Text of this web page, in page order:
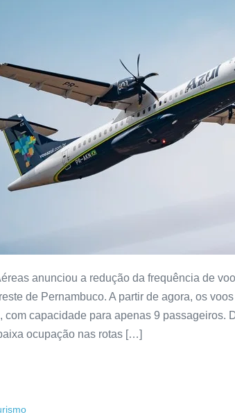
anunciou a redução da frequência de
de Pernambuco. A partir de agora, os
com capacidade para apenas 9 passageiros.
ocupação nas rotas […]